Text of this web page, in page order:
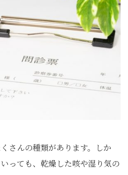
さんの種類があります。しか
っても、乾燥した咳や湿り気の